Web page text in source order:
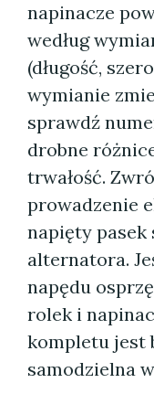
napinacze
według
(długość,
wymianie
sprawdź
drobne
trwałość.
prowadzenie
napięty pasek
alternatora.
napędu
rolek i
kompletu jest
samodzielna